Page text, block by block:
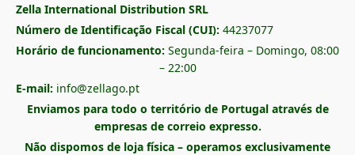
Zella International Distribution SRL
Número de Identificação Fiscal (CUI): 44237077
Horário de funcionamento: Segunda-feira – Domingo, 08:00
– 22:00
E-mail: info@zellago.pt
Enviamos para todo o território de Portugal através de
empresas de correio expresso.
Não dispomos de loja física – operamos exclusivamente